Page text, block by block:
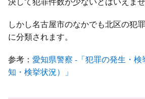
しかし名古屋市のなかでも北区の犯
に分類されます。
参考：愛知県警察 -「犯罪の発生・
知・検挙状況）」